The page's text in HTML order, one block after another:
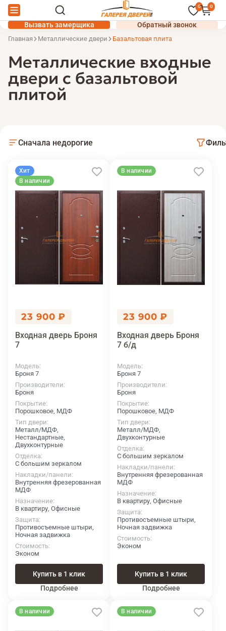
0 0
Вызвать замерщика Обратный звонок
Главная Металлические двери Базальтовая плита
Металлические входные
двери с базальтовой
плитой
Сначала недорогие
Хит
В наличии
23 900 ₽
Входная дверь Броня
7
Модель
Броня 7
Производители
Броня
Покрытие
Порошковое, МДФ
Тип двери
Металл/МДФ,
Нестандартные,
Двухконтурные
Отделка
С большим зеркалом
Накладки/панели
Внутренняя фрезерованная
МДФ
Назначение
В квартиру, Офисные
Защита
Противосъемные штыри,
Ночная задвижка
Стоимость
Эконом
Купить в 1 клик
Подробнее
В наличии
23 900 ₽
Входная дверь Броня
7 б/д
Модель
Броня 7
Производители
Броня
Покрытие
Порошковое, МДФ
Тип двери
Металл/МДФ,
Двухконтурные
Отделка
С большим зеркалом
Накладки/панели
Внутренняя фрезерованная
МДФ
Назначение
В квартиру, Офисные
Защита
Противосъемные штыри,
Ночная задвижка
Стоимость
Эконом
Купить в 1 клик
Подробнее
В наличии В наличии